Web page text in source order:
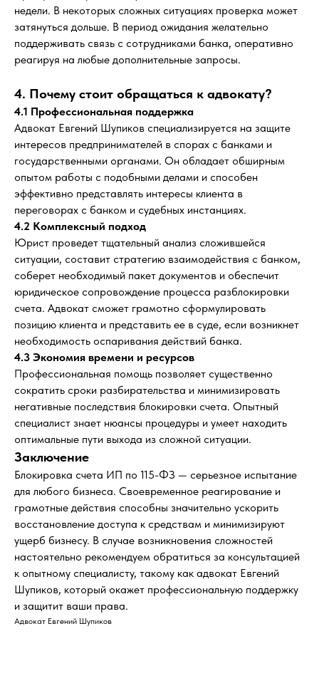
недели. В некоторых сложных ситуациях проверка может
затянуться дольше. В период ожидания желательно
поддерживать связь с сотрудниками банка, оперативно
реагируя на любые дополнительные запросы.
4. Почему стоит обращаться к адвокату?
4.1 Профессиональная поддержка
Адвокат Евгений Шупиков специализируется на защите
интересов предпринимателей в спорах с банками и
государственными органами. Он обладает обширным
опытом работы с подобными делами и способен
эффективно представлять интересы клиента в
переговорах с банком и судебных инстанциях.
4.2 Комплексный подход
Юрист проведет тщательный анализ сложившейся
ситуации, составит стратегию взаимодействия с банком,
соберет необходимый пакет документов и обеспечит
юридическое сопровождение процесса разблокировки
счета. Адвокат сможет грамотно сформулировать
позицию клиента и представить ее в суде, если возникнет
необходимость оспаривания действий банка.
4.3 Экономия времени и ресурсов
Профессиональная помощь позволяет существенно
сократить сроки разбирательства и минимизировать
негативные последствия блокировки счета. Опытный
специалист знает нюансы процедуры и умеет находить
оптимальные пути выхода из сложной ситуации.
Заключение
Блокировка счета ИП по 115-ФЗ — серьезное испытание
для любого бизнеса. Своевременное реагирование и
грамотные действия способны значительно ускорить
восстановление доступа к средствам и минимизируют
ущерб бизнесу. В случае возникновения сложностей
настоятельно рекомендуем обратиться за консультацией
к опытному специалисту, такому как адвокат Евгений
Шупиков, который окажет профессиональную поддержку
и защитит ваши права.
Адвокат Евгений Шупиков
Консультация
Оставьте заявку
на консультацию
Напишите мне в мессенджер
Telegram
или укажите номер и я перезвоню
+7